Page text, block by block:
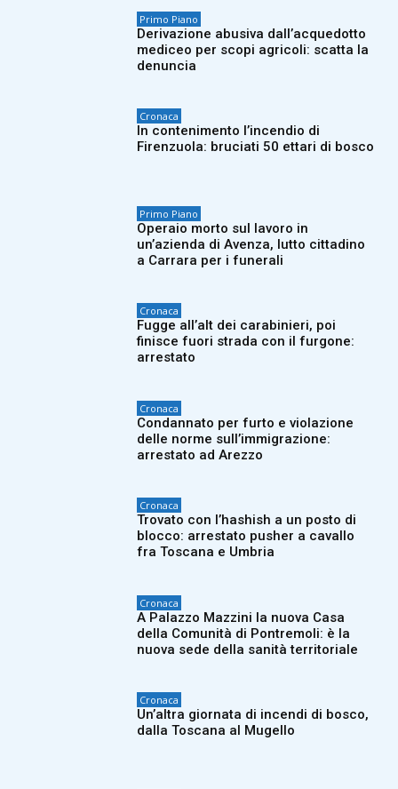
Primo Piano
Derivazione abusiva dall’acquedotto
mediceo per scopi agricoli: scatta la
denuncia
Cronaca
In contenimento l’incendio di
Firenzuola: bruciati 50 ettari di bosco
Primo Piano
Operaio morto sul lavoro in
un’azienda di Avenza, lutto cittadino
a Carrara per i funerali
Cronaca
Fugge all’alt dei carabinieri, poi
finisce fuori strada con il furgone:
arrestato
Cronaca
Condannato per furto e violazione
delle norme sull’immigrazione:
arrestato ad Arezzo
Cronaca
Trovato con l’hashish a un posto di
blocco: arrestato pusher a cavallo
fra Toscana e Umbria
Cronaca
A Palazzo Mazzini la nuova Casa
della Comunità di Pontremoli: è la
nuova sede della sanità territoriale
Cronaca
Un’altra giornata di incendi di bosco,
dalla Toscana al Mugello